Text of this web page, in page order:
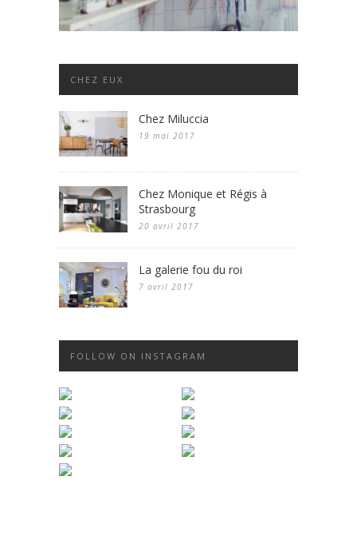
CHEZ EUX
Chez Miluccia
19 mai 2017
Chez Monique et Régis à
Strasbourg
20 avril 2017
La galerie fou du roi
7 avril 2017
FOLLOW ON INSTAGRAM